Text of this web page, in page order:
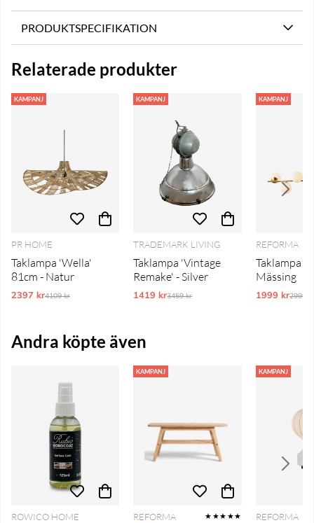
PRODUKTSPECIFIKATION
Relaterade produkter
KAMPANJ
PR HOME
Taklampa 'Wella'
81cm - Natur
2397 krOrdinarie pris:
4109 kr
KAMPANJ
TRADEMARK LIVING
Taklampa 'Vintage
Remake' - Silver
1419 krOrdinarie pris:
3459 kr
KAMPANJ
REFORMA
Taklampa
Mässing
1999 kr2999 kr
Andra köpte även
ROWICO HOME
KAMPANJ
REFORMA ★★★★★
KAMPANJ
REFORMA